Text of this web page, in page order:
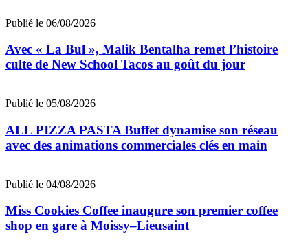
Publié le 06/08/2026
Avec « La Bul », Malik Bentalha remet l’histoire
culte de New School Tacos au goût du jour
Publié le 05/08/2026
ALL PIZZA PASTA Buffet dynamise son réseau
avec des animations commerciales clés en main
Publié le 04/08/2026
Miss Cookies Coffee inaugure son premier coffee
shop en gare à Moissy–Lieusaint